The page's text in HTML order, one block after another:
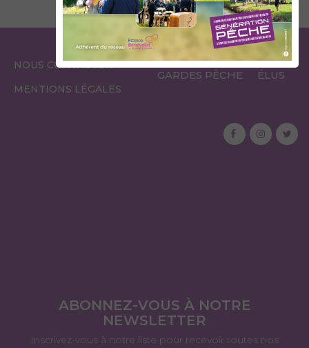
NOUS CONTACTER
MENTIONS LÉGALES
ESPACE
GARDES PÊCHE
ESPACE
ÉLUS
ABONNEZ-VOUS À NOTRE
NEWSLETTER
Inscrivez-vous à notre liste pour recevoir toutes nos